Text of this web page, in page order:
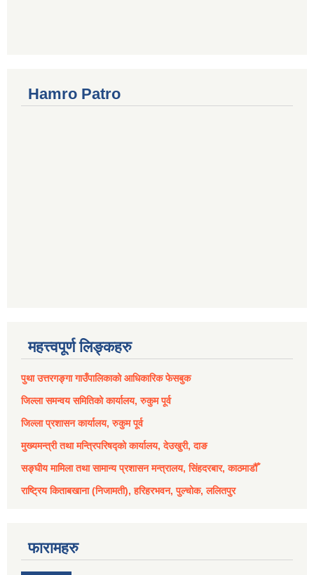
Hamro Patro
महत्त्वपूर्ण लिङ्कहरु
पुथा उत्तरगङ्गा गाउँपालिकाको आधिकारिक फेसबुक
जिल्ला समन्वय समितिको कार्यालय, रुकुम पूर्व
जिल्ला प्रशासन कार्यालय, रुकुम पूर्व
मुख्यमन्त्री तथा मन्त्रिपरिषद्को कार्यालय, देउखुरी, दाङ
सङ्घीय मामिला तथा सामान्य प्रशासन मन्त्रालय, सिंहदरबार, काठमाडौँ
राष्ट्रिय किताबखाना (निजामती), हरिहरभवन, पुल्चोक, ललितपुर
फारामहरु